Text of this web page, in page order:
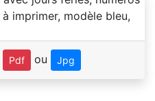
Pdf ou Jpg